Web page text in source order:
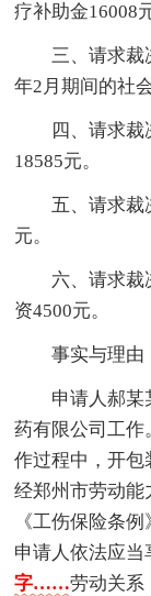
疗补助金16008
三、请求裁
年2月期间的社
四、请求
18585元。
五、请求裁
元。
六、请求裁
资4500元。
事实与理由
申请人郝某
药有限公司工作
作过程中，开包
经郑州市劳动
《工伤保险条
申请人依法应当
字……劳动关系